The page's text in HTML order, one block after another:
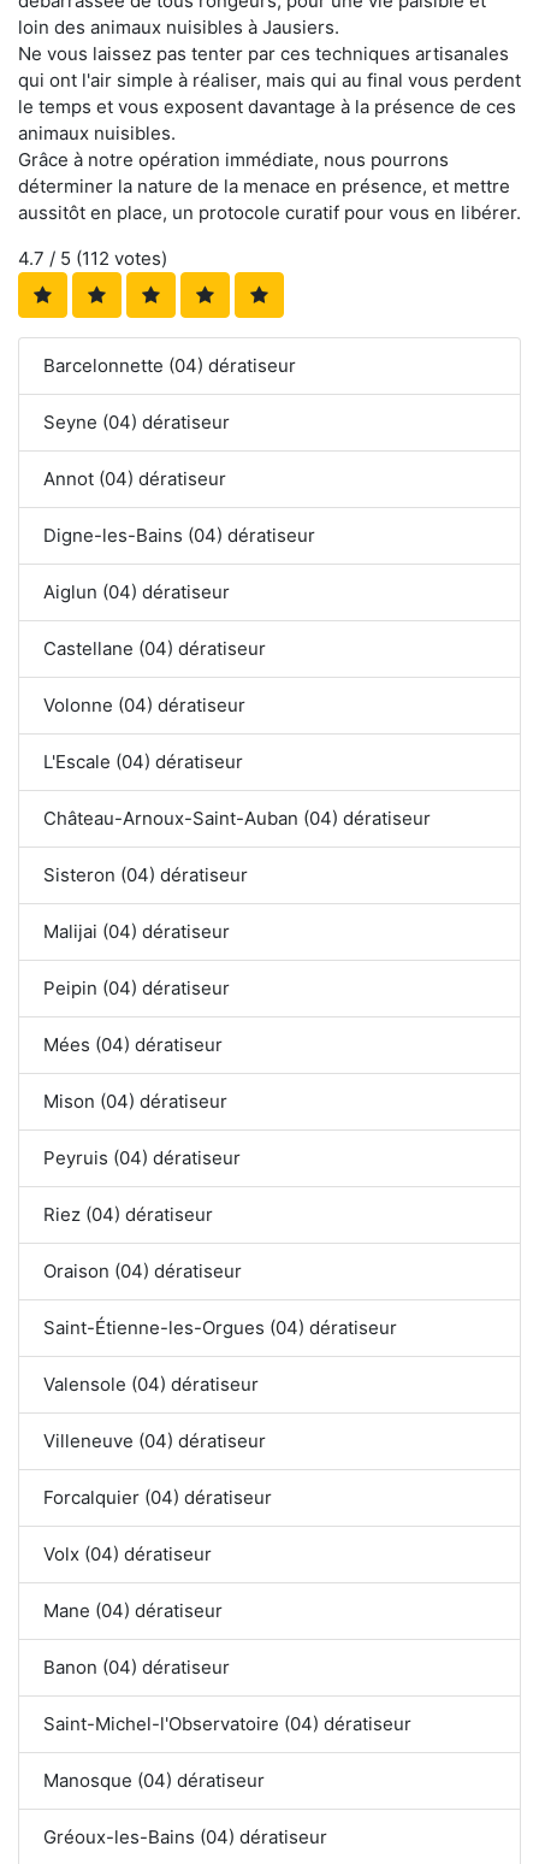
loin des animaux nuisibles à Jausiers.
Ne vous laissez pas tenter par ces techniques artisanales
qui ont l'air simple à réaliser, mais qui au final vous perdent
le temps et vous exposent davantage à la présence de ces
animaux nuisibles.
Grâce à notre opération immédiate, nous pourrons
déterminer la nature de la menace en présence, et mettre
aussitôt en place, un protocole curatif pour vous en libérer.
4.7 / 5 (112 votes)
Barcelonnette (04) dératiseur
Seyne (04) dératiseur
Annot (04) dératiseur
Digne-les-Bains (04) dératiseur
Aiglun (04) dératiseur
Castellane (04) dératiseur
Volonne (04) dératiseur
L'Escale (04) dératiseur
Château-Arnoux-Saint-Auban (04) dératiseur
Sisteron (04) dératiseur
Malijai (04) dératiseur
Peipin (04) dératiseur
Mées (04) dératiseur
Mison (04) dératiseur
Peyruis (04) dératiseur
Riez (04) dératiseur
Oraison (04) dératiseur
Saint-Étienne-les-Orgues (04) dératiseur
Valensole (04) dératiseur
Villeneuve (04) dératiseur
Forcalquier (04) dératiseur
Volx (04) dératiseur
Mane (04) dératiseur
Banon (04) dératiseur
Saint-Michel-l'Observatoire (04) dératiseur
Manosque (04) dératiseur
Gréoux-les-Bains (04) dératiseur